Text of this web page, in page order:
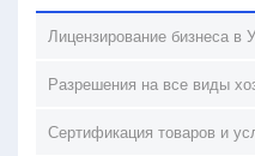
Лицензирование бизнеса в
Разрешения на все виды
Сертификация товаров и